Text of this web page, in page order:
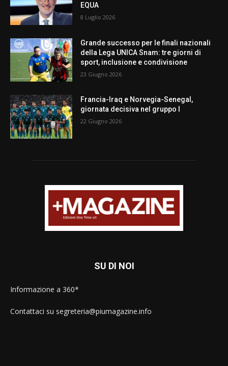
EQUA
8 Luglio 2026
Grande successo per le finali nazionali
della Lega UNICA Snam: tre giorni di
sport, inclusione e condivisione
23 Giugno 2026
Francia-Iraq e Norvegia-Senegal,
giornata decisiva nel gruppo I
22 Giugno 2026
SU DI NOI
Informazione a 360*
Contattaci su segreteria@piumagazine.info